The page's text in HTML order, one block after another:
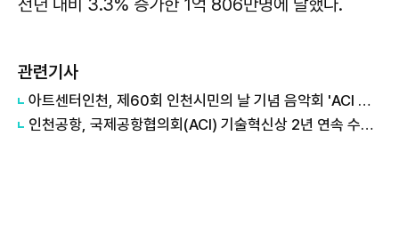
관련기사
아트센터인천, 제60회 인천시민의 날 기념 음악회 'ACI 가을 음악 페스티벌' 개최
인천공항, 국제공항협의회(ACI) 기술혁신상 2년 연속 수상...세계 최초